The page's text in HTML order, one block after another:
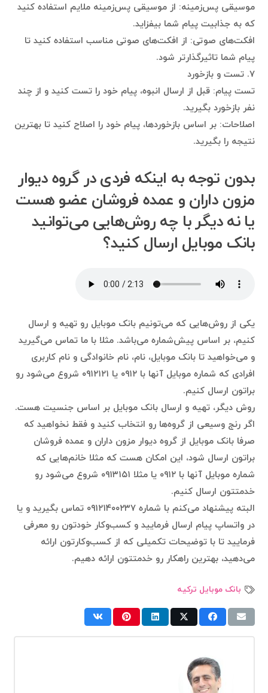
موسیقی پس‌زمینه: از موسیقی پس‌زمینه ملایم استفاده کنید
که به جذابیت پیام شما بیفزاید.
افکت‌های صوتی: از افکت‌های صوتی مناسب استفاده کنید تا
پیام شما تاثیرگذارتر شود.
۷. تست و بازخورد
تست پیام: قبل از ارسال انبوه، پیام خود را تست کنید و از چند
نفر بازخورد بگیرید.
اصلاحات: بر اساس بازخوردها، پیام خود را اصلاح کنید تا بهترین
نتیجه را بگیرید.
بدون توجه به اینکه فردی در گروه دیوار
مزون داران و عمده فروشان عضو هست
یا نه دیگر با چه روش‌هایی می‌توانید
بانک موبایل ارسال کنید؟
یکی از روش‌هایی که می‌تونیم بانک موبایل رو تهیه و ارسال
کنیم، بر اساس پیش‌شماره می‌باشد. مثلا با ما تماس می‌گیرید
و می‌خواهید تا بانک موبایل، نام، نام خانوادگی و نام کاربری
افرادی که شماره موبایل آنها با ۰۹۱۲ یا ۰۹۱۲۱۲۱ شروع می‌شود رو
براتون ارسال کنیم.
روش دیگر، تهیه و ارسال بانک موبایل بر اساس جنسیت هست.
اگر رنج وسیعی از گروه‌ها رو انتخاب کنید و فقط نخواهید که
صرفا بانک موبایل از گروه دیوار مزون داران و عمده فروشان
براتون ارسال شود، این امکان هست که مثلا خانم‌هایی که
شماره موبایل آنها با ۰۹۱۲ یا مثلا ۰۹۱۳۱۵۱ شروع می‌شود رو
خدمتتون ارسال کنیم.
البته پیشنهاد می‌کنم با شماره ۰۹۱۲۱۴۰۰۲۳۷ تماس بگیرید و یا
در واتساپ پیام ارسال فرمایید و کسب‌وکار خودتون رو معرفی
فرمایید تا با توضیحات تکمیلی که از کسب‌وکارتون ارائه
می‌دهید، بهترین راهکار رو خدمتتون ارائه دهیم.
بانک موبایل ترکیه